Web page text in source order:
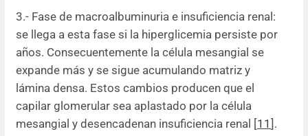
3.- Fase de macroalbuminuria e insuficiencia renal:
se llega a esta fase si la hiperglicemia persiste por
años. Consecuentemente la célula mesangial se
expande más y se sigue acumulando matriz y
lámina densa. Estos cambios producen que el
capilar glomerular sea aplastado por la célula
mesangial y desencadenan insuficiencia renal [11 ].